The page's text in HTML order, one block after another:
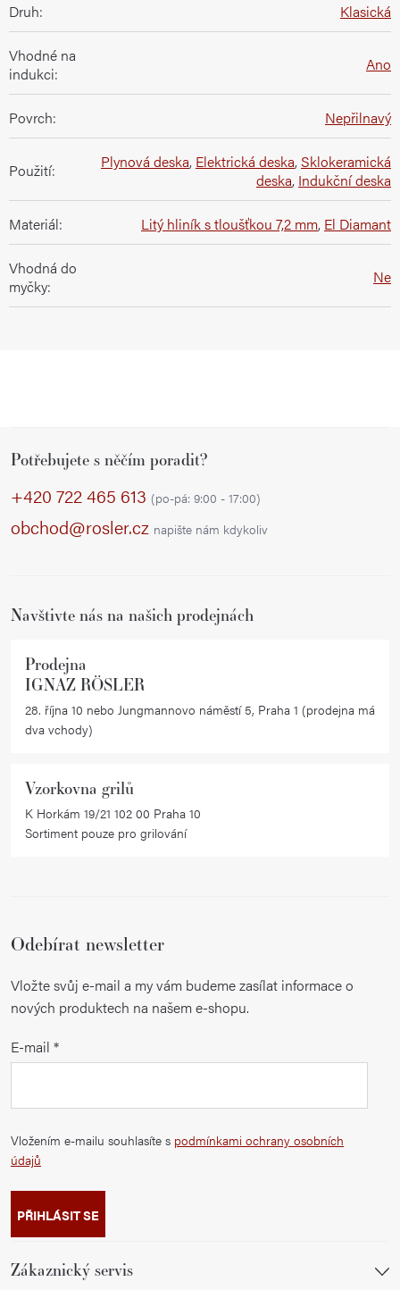
Druh: Klasická
Vhodné na
indukci: Ano
Povrch: Nepřilnavý
Použití: Plynová deska, Elektrická deska, Sklokeramická
deska, Indukční deska
Materiál: Litý hliník s tloušťkou 7,2 mm, El Diamant
Vhodná do
myčky: Ne
Potřebujete s něčím poradit?
+420 722 465 613 (po-pá: 9:00 - 17:00)
obchod@rosler.cz napište nám kdykoliv
Navštivte nás na našich prodejnách
Prodejna
IGNAZ RÖSLER
28. října 10 nebo Jungmannovo náměstí 5, Praha 1 (prodejna má
dva vchody)
Vzorkovna grilů
K Horkám 19/21 102 00 Praha 10
Sortiment pouze pro grilování
Odebírat newsletter
Vložte svůj e-mail a my vám budeme zasílat informace o
nových produktech na našem e-shopu.
E-mail
Vložením e-mailu souhlasíte s podmínkami ochrany osobních
údajů
PŘIHLÁSIT SE
Zákaznický servis